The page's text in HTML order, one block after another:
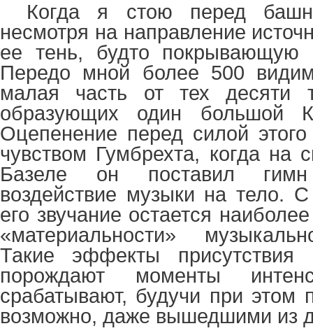
Когда я стою перед
несмотря на направление
ее тень, будто покрывающую
Передо мной более 500
малая часть от тех десяти
образующих один большой
Оцепенение перед силой
чувством Гумбрехта, когда на
Базеле он поставил
воздействие музыки на тело.
его звучание остается
«материальности»
Такие эффекты
порождают моменты
срабатывают, будучи при этом
возможно, даже вышедшими из